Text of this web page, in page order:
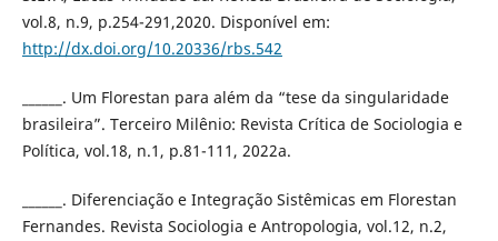
vol.8, n.9, p.254-291,2020. Disponível em:
http://dx.doi.org/10.20336/rbs.542
______. Um Florestan para além da “tese da singularidade
brasileira”. Terceiro Milênio: Revista Crítica de Sociologia e
Política, vol.18, n.1, p.81-111, 2022a.
______. Diferenciação e Integração Sistêmicas em Florestan
Fernandes. Revista Sociologia e Antropologia, vol.12, n.2,